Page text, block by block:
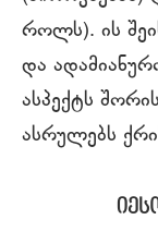
როლს). ის
და
ასპექტს
ასრულებს